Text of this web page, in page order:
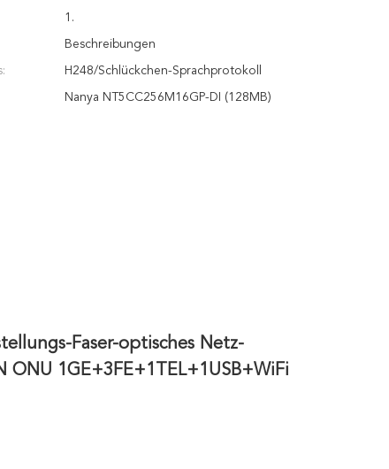
1.
Beschreibungen
H248/Schlückchen-Sprachprotokoll
Nanya NT5CC256M16GP-DI (128MB)
Faser-optisches Netz-
1GE+3FE+1TEL+1USB+WiFi